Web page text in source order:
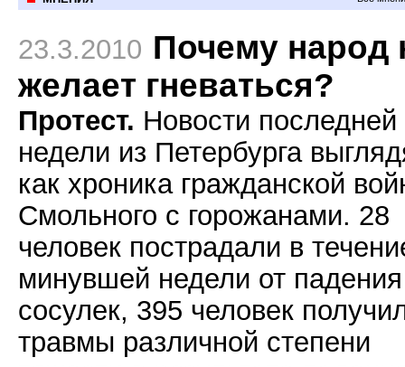
23.3.2010 Почему народ
желает гневаться?
Протест. Новости последней
недели из Петербурга
как хроника гражданской
Смольного с горожанами. 28
человек пострадали в
минувшей недели от падения
сосулек, 395 человек
травмы различной степени